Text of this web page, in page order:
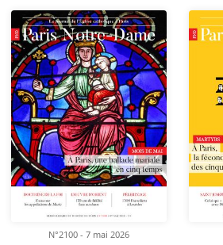
N°2100 - 7 mai 2026